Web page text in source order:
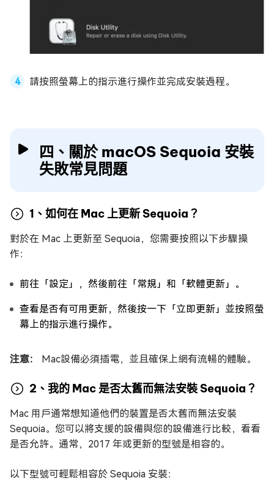
請按照螢幕上的指示進行操作並完成安裝過程。
四、關於 macOS Sequoia 安裝
失敗常見問題
1、如何在 Mac 上更新 Sequoia？
對於在 Mac 上更新至 Sequoia，您需要按照以下步驟操
作：
前往「設定」，然後前往「常規」和「軟體更新」。
查看是否有可用更新，然後按一下「立即更新」並按照螢
幕上的指示進行操作。
注意： Mac設備必須插電，並且確保上網有流暢的體驗。
2、我的 Mac 是否太舊而無法安裝 Sequoia？
Mac 用戶通常想知道他們的裝置是否太舊而無法安裝
Sequoia。您可以將支援的設備與您的設備進行比較，看看
是否允許。通常，2017 年或更新的型號是相容的。
以下型號可輕鬆相容於 Sequoia 安裝：